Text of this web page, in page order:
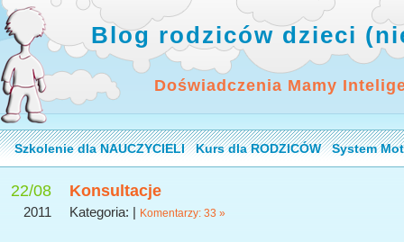
Blog rodziców dzieci
Doświadczenia Mamy
Szkolenie dla NAUCZYCIELI Kurs dla RODZICÓW System
22/08
2011
Konsultacje
Kategoria: | Komentarzy: 33 »